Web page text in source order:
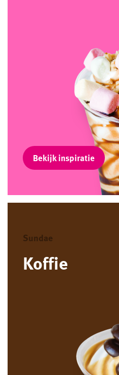
Bekijk inspiratie
Sundae
Koffie